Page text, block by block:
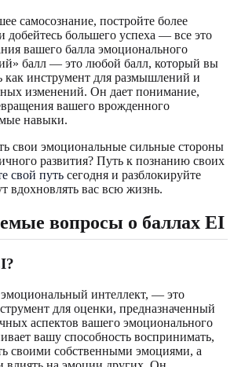
самосознание, постройте более
добейтесь большего успеха — все это
вашего балла эмоционального
балл — это любой балл, который вы
как инструмент для размышлений и
изменений. Он дает понимание,
вашего врожденного
навыки.
свои эмоциональные сильные стороны
развития? Путь к познанию своих
свой путь сегодня и разблокируйте
вдохновлять вас всю жизнь.
вопросы о баллах EI
эмоциональный интеллект, — это
для оценки, предназначенный
аспектов вашего эмоционального
вашу способность воспринимать,
своими собственными эмоциями, а